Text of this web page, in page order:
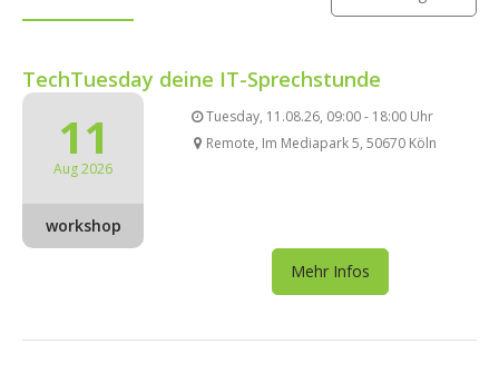
TechTuesday deine IT-Sprechstunde
11
Aug 2026
workshop
Tuesday, 11.08.26, 09:00 - 18:00 Uhr
Remote, Im Mediapark 5, 50670 Köln
Mehr Infos